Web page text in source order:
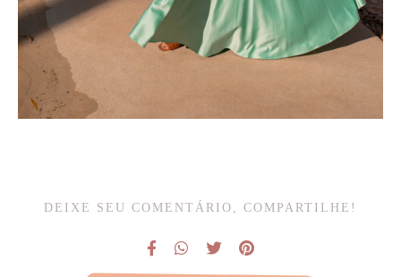
DEIXE SEU COMENTÁRIO, COMPARTILHE!